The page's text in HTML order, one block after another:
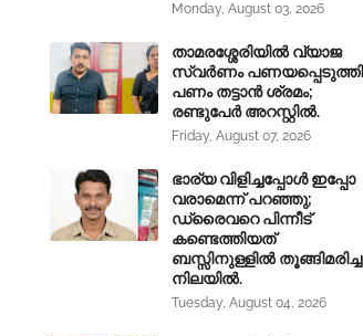
Monday, August 03, 2026
താമരശ്ശേരിയിൽ വ്യാജ
സ്വർണം പണയപ്പെടുത്തി
പണം തട്ടാൻ ശ്രമം;
രണ്ടുപേർ അറസ്റ്റിൽ.
Friday, August 07, 2026
ഭാര്യ വിളിച്ചപ്പോള്‍ ഇപ്പോ
വരാമെന്ന് പറഞ്ഞു;
ഡ്രൈവറെ പിന്നീട്
കണ്ടെത്തിയത്
ബസ്സിനുള്ളില്‍ തൂങ്ങിമരിച്ച
നിലയിൽ.
Tuesday, August 04, 2026